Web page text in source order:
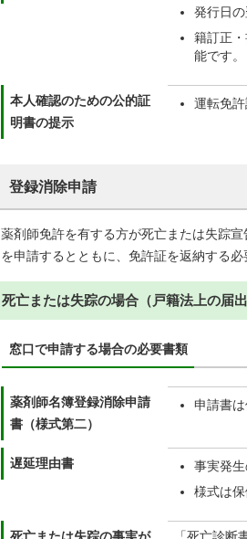
発行日
籍訂正
能です。
本人確認のための公的証
明書の提示
運転免
登録消除申請
薬剤師免許を有する方が死亡または失踪
を申請するとともに、免許証を返納する必
死亡または失踪の場合（戸籍法上の届
窓口で申請する場合の必要書類
薬剤師名簿登録消除申請
書（様式第二）
申請書は
遅延理由書
事実発
様式は保